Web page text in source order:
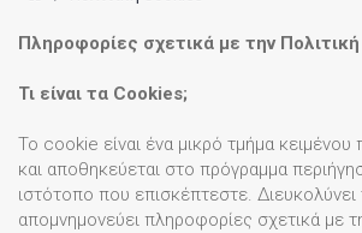
Πληροφορίες σχετικά με την
Τι είναι τα Cookies;
Το cookie είναι ένα μικρό τμήμα κειμένου
και αποθηκεύεται στο πρόγραμμα
ιστότοπο που επισκέπτεστε.
απομνημονεύει πληροφορίες σχετικά με